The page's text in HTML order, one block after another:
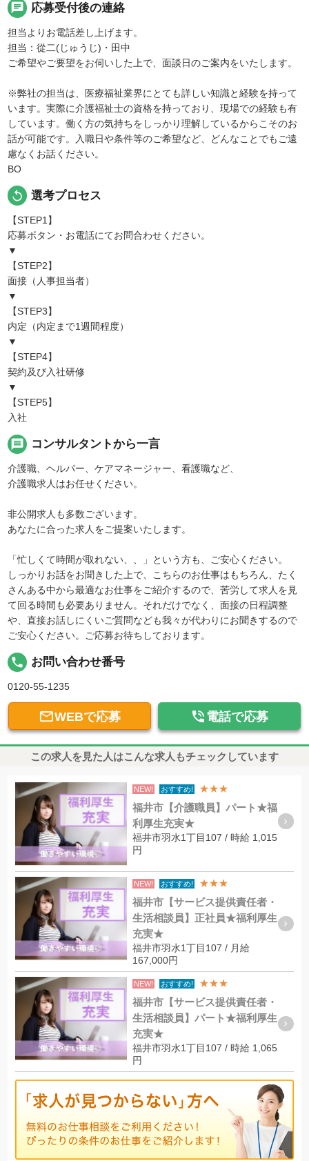
chat 応募受付後の連絡
担当よりお電話差し上げます。
担当：從二(じゅうじ)・田中
ご希望やご要望をお伺いした上で、面談日のご案内をいたします。
※弊社の担当は、医療福祉業界にとても詳しい知識と経験を持って
います。実際に介護福祉士の資格を持っており、現場での経験も有
しています。働く方の気持ちをしっかり理解しているからこそのお
話が可能です。入職日や条件等のご希望など、どんなことでもご遠
慮なくお話ください。
BO
replay 選考プロセス
【STEP1】
応募ボタン・お電話にてお問合わせください。
▼
【STEP2】
面接（人事担当者）
▼
【STEP3】
内定（内定まで1週間程度）
▼
【STEP4】
契約及び入社研修
▼
【STEP5】
入社
message コンサルタントから一言
介護職、ヘルパー、ケアマネージャー、看護職など、
介護職求人はお任せください。
非公開求人も多数ございます。
あなたに合った求人をご提案いたします。
「忙しくて時間が取れない、、」という方も、ご安心ください。
しっかりお話をお聞きした上で、こちらのお仕事はもちろん、たく
さんある中から最適なお仕事をご紹介するので、苦労して求人を見
て回る時間も必要ありません。それだけでなく、面接の日程調整
や、直接お話しにくいご質問なども我々が代わりにお聞きするので
ご安心ください。ご応募お待ちしております。
local_phone お問い合わせ番号
0120-55-1235
WEBで応募  電話で応募
この求人を見た人はこんな求人もチェックしています
NEW! おすすめ! ★★★
福井市【介護職員】パート★福
利厚生充実★
福井市羽水1丁目107 / 時給 1,015
円
NEW! おすすめ! ★★★
福井市【サービス提供責任者・
生活相談員】正社員★福利厚生
充実★
福井市羽水1丁目107 / 月給
167,000円
NEW! おすすめ! ★★★
福井市【サービス提供責任者・
生活相談員】パート★福利厚生
充実★
福井市羽水1丁目107 / 時給 1,065
円